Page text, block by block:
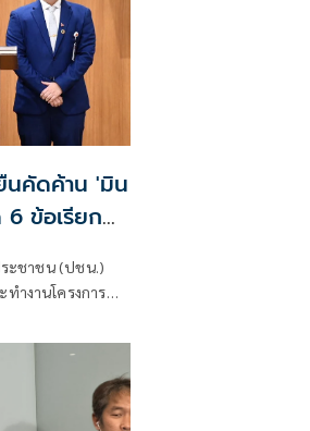
นคัดค้าน 'มิน
ข้อเรียก
ะชาชน (ปชน.)
ำงานโครงการ
านการเยือนไทย
อง ไลง์